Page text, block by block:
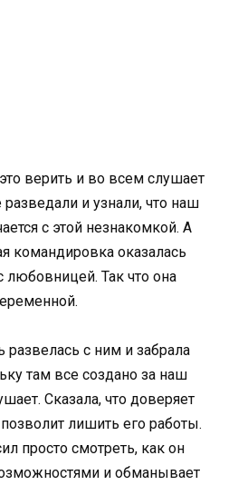
верить и во всем слушает
и узнали, что наш
с этой незнакомкой. А
командировка оказалась
Так что она
развелась с ним и забрала
там все создано за наш
Сказала, что доверяет
лишить его работы.
просто смотреть, как он
и обманывает